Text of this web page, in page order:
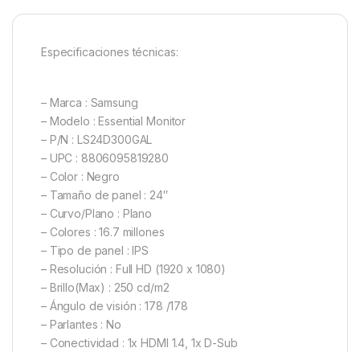
Especificaciones técnicas:
– Marca : Samsung
– Modelo : Essential Monitor
– P/N : LS24D300GAL
– UPC : 8806095819280
– Color : Negro
– Tamaño de panel : 24″
– Curvo/Plano : Plano
– Colores : 16.7 millones
– Tipo de panel : IPS
– Resolución : Full HD (1920 x 1080)
– Brillo(Max) : 250 cd/m2
– Ángulo de visión : 178 /178
– Parlantes : No
– Conectividad : 1x HDMI 1.4, 1x D-Sub